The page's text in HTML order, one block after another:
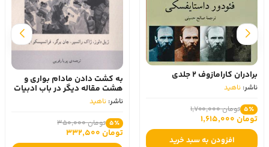
برادران کارامازوف 2 جلدی
ناشر: ناهید
5٪ تومان 1,700,000
تومان 1,615,000
افزودن به سبد خرید
به کشت دادن مادام بواری و
هشت مقاله دیگر در باب ادبیات
ناشر: ناهید
5٪ تومان 350,000
تومان 332,500